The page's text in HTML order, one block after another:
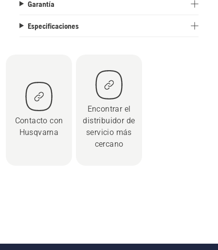
Garantía
Especificaciones
Contacto con
Husqvarna
Encontrar el
distribuidor de
servicio más
cercano